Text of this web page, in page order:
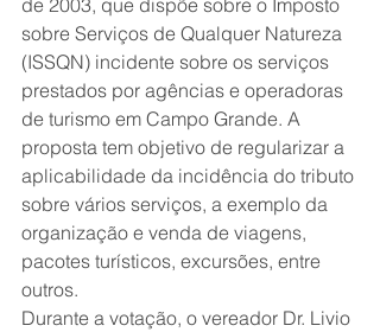
de 2003, que dispõe sobre o Imposto
sobre Serviços de Qualquer Natureza
(ISSQN) incidente sobre os serviços
prestados por agências e operadoras
de turismo em Campo Grande. A
proposta tem objetivo de regularizar a
aplicabilidade da incidência do tributo
sobre vários serviços, a exemplo da
organização e venda de viagens,
pacotes turísticos, excursões, entre
outros.
Durante a votação, o vereador Dr. Livio